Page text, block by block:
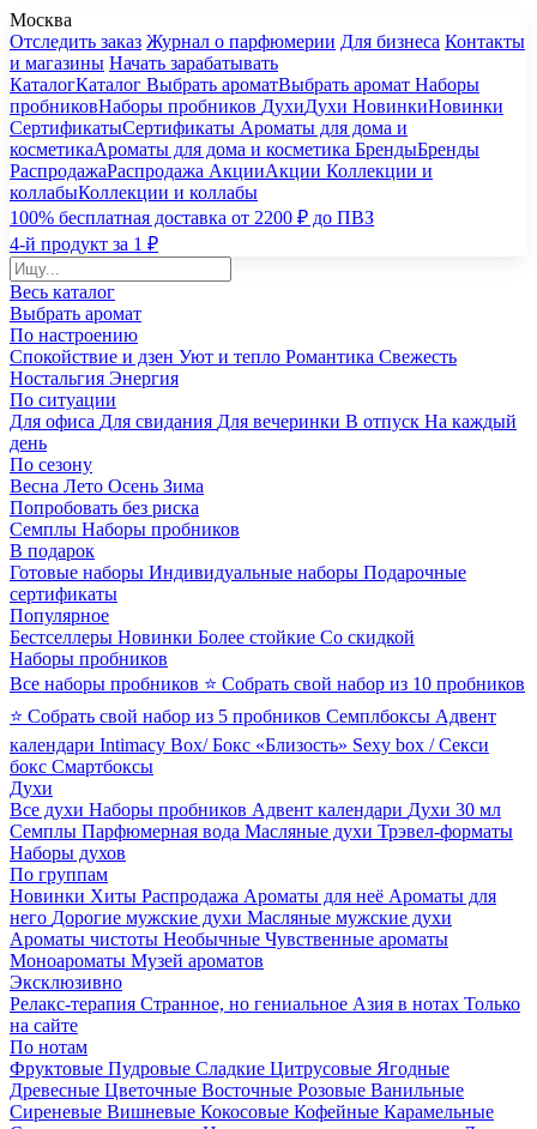
Москва
Отследить заказ Журнал о парфюмерии Для бизнеса Контакты
и магазины Начать зарабатывать
КаталогКаталог Выбрать ароматВыбрать аромат Наборы
пробниковНаборы пробников ДухиДухи НовинкиНовинки
СертификатыСертификаты Ароматы для дома и
косметикаАроматы для дома и косметика БрендыБренды
РаспродажаРаспродажа АкцииАкции Коллекции и
коллабыКоллекции и коллабы
100% бесплатная доставка от 2200 ₽ до ПВЗ
4-й продукт за 1 ₽
Весь каталог
Выбрать аромат
По настроению
Спокойствие и дзен Уют и тепло Романтика Свежесть
Ностальгия Энергия
По ситуации
Для офиса Для свидания Для вечеринки В отпуск На каждый
день
По сезону
Весна Лето Осень Зима
Попробовать без риска
Семплы Наборы пробников
В подарок
Готовые наборы Индивидуальные наборы Подарочные
сертификаты
Популярное
Бестселлеры Новинки Более стойкие Со скидкой
Наборы пробников
Все наборы пробников ⭐ Собрать свой набор из 10 пробников
⭐ Собрать свой набор из 5 пробников Семплбоксы Адвент
календари Intimacy Box/ Бокс «Близость» Sexy box / Секси
бокс Смартбоксы
Духи
Все духи Наборы пробников Адвент календари Духи 30 мл
Семплы Парфюмерная вода Масляные духи Трэвел-форматы
Наборы духов
По группам
Новинки Хиты Распродажа Ароматы для неё Ароматы для
него Дорогие мужские духи Масляные мужские духи
Ароматы чистоты Необычные Чувственные ароматы
Моноароматы Музей ароматов
Эксклюзивно
Релакс-терапия Странное, но гениальное Азия в нотах Только
на сайте
По нотам
Фруктовые Пудровые Сладкие Цитрусовые Ягодные
Древесные Цветочные Восточные Розовые Ванильные
Сиреневые Вишневые Кокосовые Кофейные Карамельные